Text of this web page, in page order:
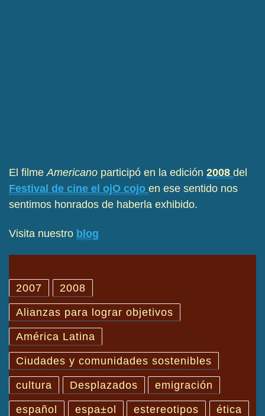
El filme Americano participó en la edición 2008 del
Festival de cine el ojO cojo en ese sentido nos
sentimos honrados de haberla exhibido.
Visita nuestro blog
2007 2008
Alianzas para lograr objetivos
América Latina
Ciudades y comunidades sostenibles
cultura Desplazados emigración
español espa±ol estereotipos ética